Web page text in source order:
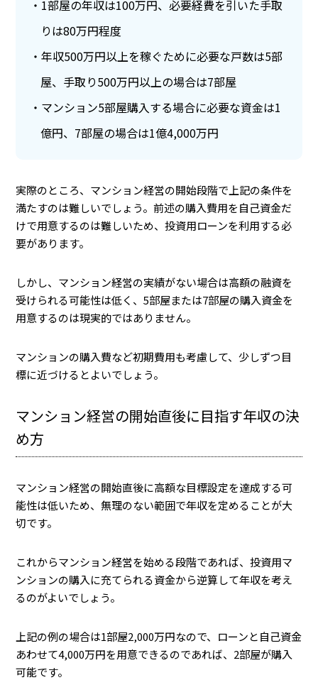
1部屋の年収は100万円、必要経費を引いた手取
りは80万円程度
年収500万円以上を稼ぐために必要な戸数は5部
屋、手取り500万円以上の場合は7部屋
マンション5部屋購入する場合に必要な資金は1
億円、7部屋の場合は1億4,000万円
実際のところ、マンション経営の開始段階で上記の条件を
満たすのは難しいでしょう。前述の購入費用を自己資金だ
けで用意するのは難しいため、投資用ローンを利用する必
要があります。
しかし、マンション経営の実績がない場合は高額の融資を
受けられる可能性は低く、5部屋または7部屋の購入資金を
用意するのは現実的ではありません。
マンションの購入費など初期費用も考慮して、少しずつ目
標に近づけるとよいでしょう。
マンション経営の開始直後に目指す年収の決
め方
マンション経営の開始直後に高額な目標設定を達成する可
能性は低いため、無理のない範囲で年収を定めることが大
切です。
これからマンション経営を始める段階であれば、投資用マ
ンションの購入に充てられる資金から逆算して年収を考え
るのがよいでしょう。
上記の例の場合は1部屋2,000万円なので、ローンと自己資金
あわせて4,000万円を用意できるのであれば、2部屋が購入
可能です。